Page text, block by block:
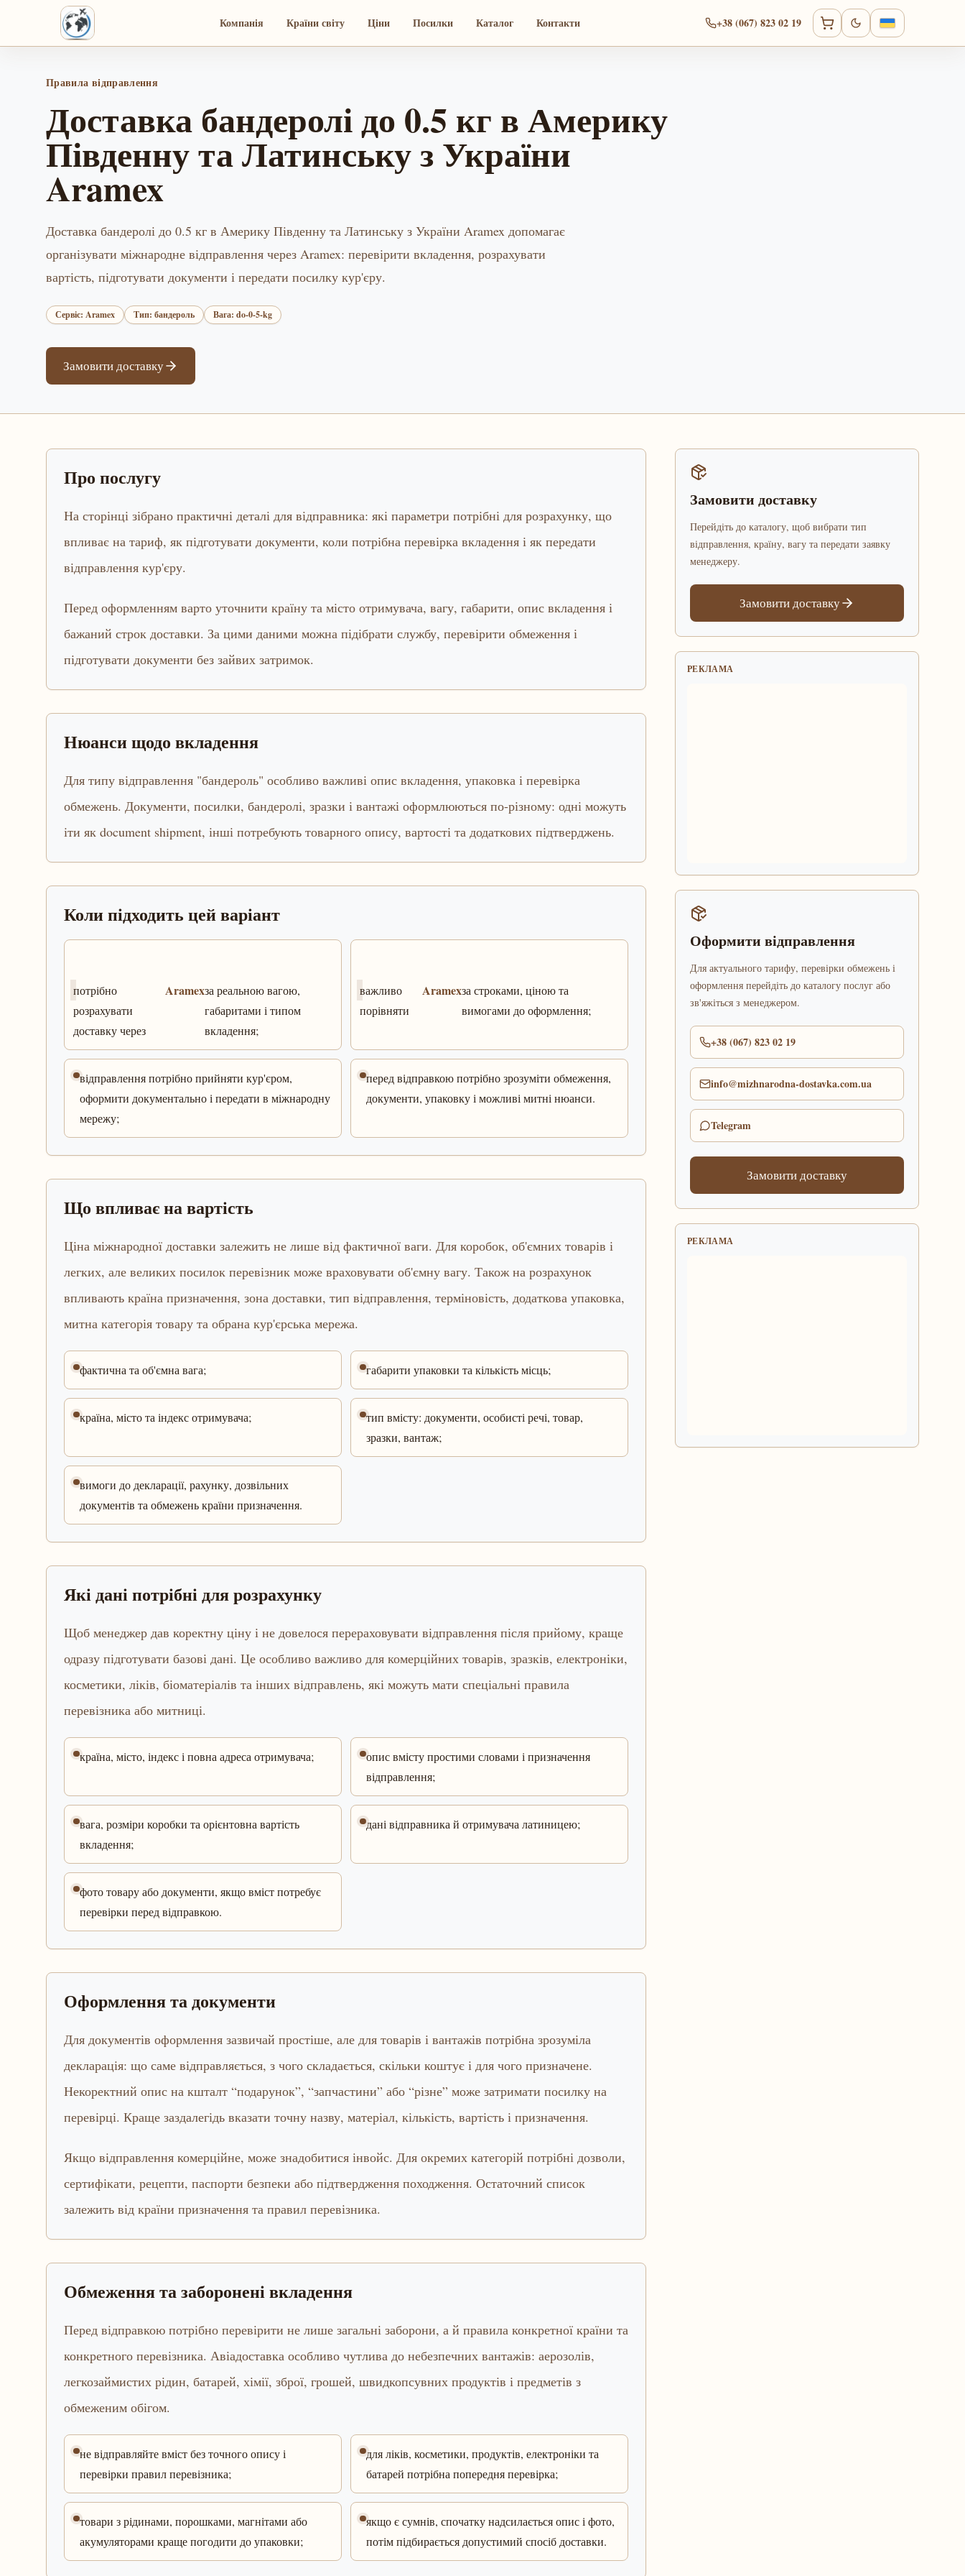
Компанія Країни світу Ціни Посилки Каталог Контакти +38 (067) 823 02 19
Правила відправлення
Доставка бандеролі до 0.5 кг в Америку
Південну та Латинську з України
Aramex
Доставка бандеролі до 0.5 кг в Америку Південну та Латинську з України Aramex допомагає
організувати міжнародне відправлення через Aramex: перевірити вкладення, розрахувати
вартість, підготувати документи і передати посилку кур'єру.
Сервіс: Aramex Тип: бандероль Вага: do-0-5-kg
Замовити доставку
Про послугу
На сторінці зібрано практичні деталі для відправника: які параметри потрібні для розрахунку, що
впливає на тариф, як підготувати документи, коли потрібна перевірка вкладення і як передати
відправлення кур'єру.
Перед оформленням варто уточнити країну та місто отримувача, вагу, габарити, опис вкладення і
бажаний строк доставки. За цими даними можна підібрати службу, перевірити обмеження і
підготувати документи без зайвих затримок.
Нюанси щодо вкладення
Для типу відправлення "бандероль" особливо важливі опис вкладення, упаковка і перевірка
обмежень. Документи, посилки, бандеролі, зразки і вантажі оформлюються по-різному: одні можуть
іти як document shipment, інші потребують товарного опису, вартості та додаткових підтверджень.
Коли підходить цей варіант
потрібно
розрахувати
доставку через
Aramexза реальною вагою,
габаритами і типом
вкладення;
важливо
порівняти
Aramexза строками, ціною та
вимогами до оформлення;
відправлення потрібно прийняти кур'єром,
оформити документально і передати в міжнародну
мережу;
перед відправкою потрібно зрозуміти обмеження,
документи, упаковку і можливі митні нюанси.
Що впливає на вартість
Ціна міжнародної доставки залежить не лише від фактичної ваги. Для коробок, об'ємних товарів і
легких, але великих посилок перевізник може враховувати об'ємну вагу. Також на розрахунок
впливають країна призначення, зона доставки, тип відправлення, терміновість, додаткова упаковка,
митна категорія товару та обрана кур'єрська мережа.
фактична та об'ємна вага; габарити упаковки та кількість місць;
країна, місто та індекс отримувача;
тип вмісту: документи, особисті речі, товар,
зразки, вантаж;
вимоги до декларації, рахунку, дозвільних
документів та обмежень країни призначення.
Які дані потрібні для розрахунку
Щоб менеджер дав коректну ціну і не довелося перераховувати відправлення після прийому, краще
одразу підготувати базові дані. Це особливо важливо для комерційних товарів, зразків, електроніки,
косметики, ліків, біоматеріалів та інших відправлень, які можуть мати спеціальні правила
перевізника або митниці.
країна, місто, індекс і повна адреса отримувача;
опис вмісту простими словами і призначення
відправлення;
вага, розміри коробки та орієнтовна вартість
вкладення;
дані відправника й отримувача латиницею;
фото товару або документи, якщо вміст потребує
перевірки перед відправкою.
Оформлення та документи
Для документів оформлення зазвичай простіше, але для товарів і вантажів потрібна зрозуміла
декларація: що саме відправляється, з чого складається, скільки коштує і для чого призначене.
Некоректний опис на кшталт “подарунок”, “запчастини” або “різне” може затримати посилку на
перевірці. Краще заздалегідь вказати точну назву, матеріал, кількість, вартість і призначення.
Якщо відправлення комерційне, може знадобитися інвойс. Для окремих категорій потрібні дозволи,
сертифікати, рецепти, паспорти безпеки або підтвердження походження. Остаточний список
залежить від країни призначення та правил перевізника.
Обмеження та заборонені вкладення
Перед відправкою потрібно перевірити не лише загальні заборони, а й правила конкретної країни та
конкретного перевізника. Авіадоставка особливо чутлива до небезпечних вантажів: аерозолів,
легкозаймистих рідин, батарей, хімії, зброї, грошей, швидкопсувних продуктів і предметів з
обмеженим обігом.
не відправляйте вміст без точного опису і
перевірки правил перевізника;
для ліків, косметики, продуктів, електроніки та
батарей потрібна попередня перевірка;
товари з рідинами, порошками, магнітами або
акумуляторами краще погодити до упаковки;
якщо є сумнів, спочатку надсилається опис і фото,
потім підбирається допустимий спосіб доставки.
Замовити доставку
Перейдіть до каталогу, щоб вибрати тип
відправлення, країну, вагу та передати заявку
менеджеру.
Замовити доставку
РЕКЛАМА
Оформити відправлення
Для актуального тарифу, перевірки обмежень і
оформлення перейдіть до каталогу послуг або
зв'яжіться з менеджером.
+38 (067) 823 02 19
info@mizhnarodna-dostavka.com.ua
Telegram
Замовити доставку
РЕКЛАМА